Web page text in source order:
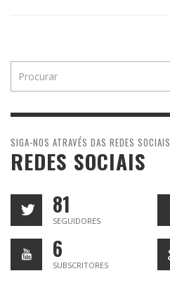
SIGA-NOS ATRAVÉS DAS REDES SOCIAIS
REDES SOCIAIS
81
SEGUIDORES
6
SUBSCRITORES